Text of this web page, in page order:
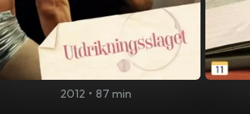
2012 • 87 min